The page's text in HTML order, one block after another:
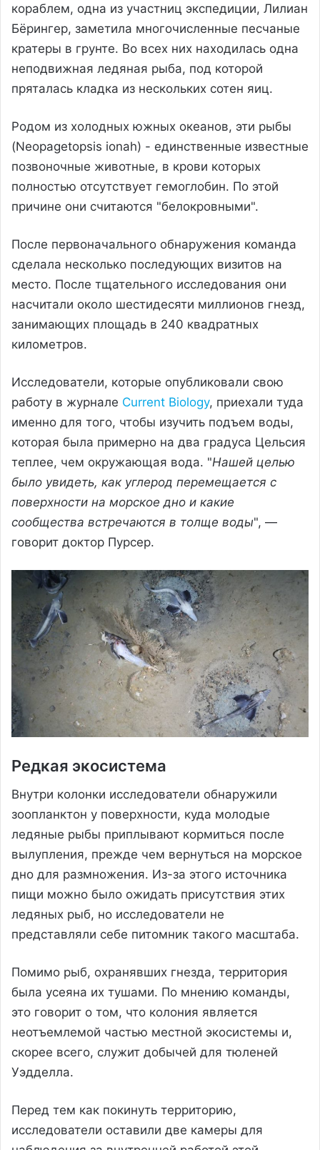
кораблем, одна из участниц экспедиции, Лилиан
Бёрингер, заметила многочисленные песчаные
кратеры в грунте. Во всех них находилась одна
неподвижная ледяная рыба, под которой
пряталась кладка из нескольких сотен яиц.
Родом из холодных южных океанов, эти рыбы
(Neopagetopsis ionah) - единственные известные
позвоночные животные, в крови которых
полностью отсутствует гемоглобин. По этой
причине они считаются "белокровными".
После первоначального обнаружения команда
сделала несколько последующих визитов на
место. После тщательного исследования они
насчитали около шестидесяти миллионов гнезд,
занимающих площадь в 240 квадратных
километров.
Исследователи, которые опубликовали свою
работу в журнале Current Biology, приехали туда
именно для того, чтобы изучить подъем воды,
которая была примерно на два градуса Цельсия
теплее, чем окружающая вода. "Нашей целью
было увидеть, как углерод перемещается с
поверхности на морское дно и какие
сообщества встречаются в толще воды", —
говорит доктор Пурсер.
Редкая экосистема
Внутри колонки исследователи обнаружили
зоопланктон у поверхности, куда молодые
ледяные рыбы приплывают кормиться после
вылупления, прежде чем вернуться на морское
дно для размножения. Из-за этого источника
пищи можно было ожидать присутствия этих
ледяных рыб, но исследователи не
представляли себе питомник такого масштаба.
Помимо рыб, охранявших гнезда, территория
была усеяна их тушами. По мнению команды,
это говорит о том, что колония является
неотъемлемой частью местной экосистемы и,
скорее всего, служит добычей для тюленей
Уэдделла.
Перед тем как покинуть территорию,
исследователи оставили две камеры для